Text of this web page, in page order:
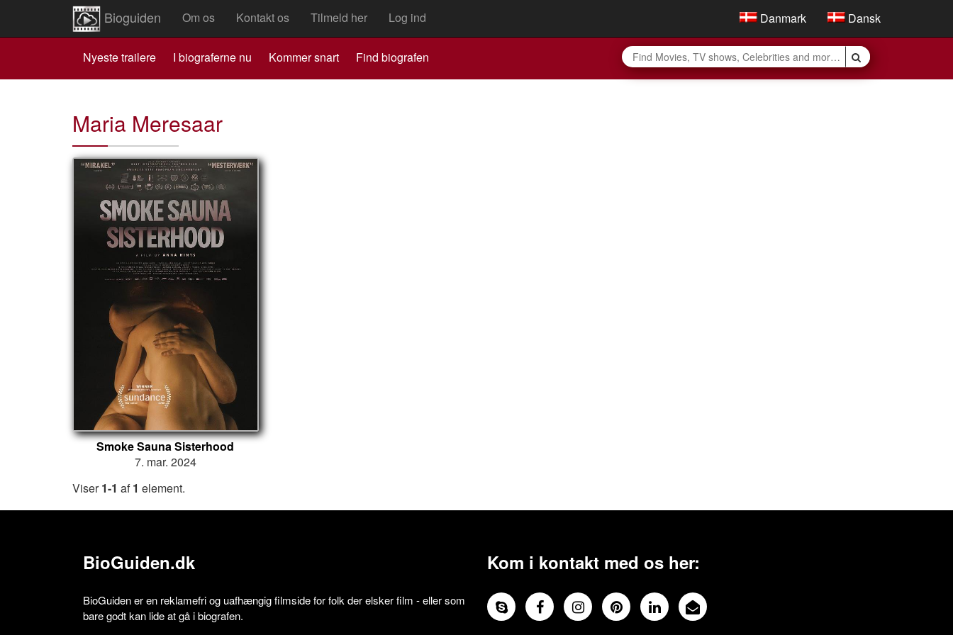
Bioguiden Om os Kontakt os Tilmeld her Log ind Danmark Dansk
Nyeste trailere I biograferne nu Kommer snart Find biografen
Maria Meresaar
Smoke Sauna Sisterhood
7. mar. 2024
Viser1-1 af1 element.
BioGuiden.dk
BioGuiden er en reklamefri og uafhængig filmside for folk der elsker film - eller som
bare godt kan lide at gå i biografen.
Kom i kontakt med os her: